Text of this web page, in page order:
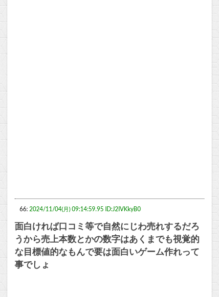
66: 2024/11/04(月) 09:14:59.95 ID:J2IVKkyB0
面白ければ口コミ等で自然にじわ売れするだろ
うから売上本数とかの数字はあくまでも視覚的
な目標値的なもんで要は面白いゲーム作れって
事でしょ